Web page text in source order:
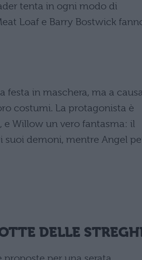
tenta in ogni modo di
Loaf e Barry Bostwick
festa in maschera, ma a
costumi. La protagonista è
e Willow un vero fantasma: il
suoi demoni, mentre Angel
DELLE